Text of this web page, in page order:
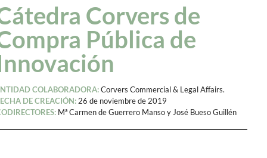
Corvers de
Pública de
COLABORADORA:Corvers Commercial & Legal Affairs.
DE CREACIÓN: 26 de noviembre de 2019
Mª Carmen de Guerrero Manso y José Bueso Guillén